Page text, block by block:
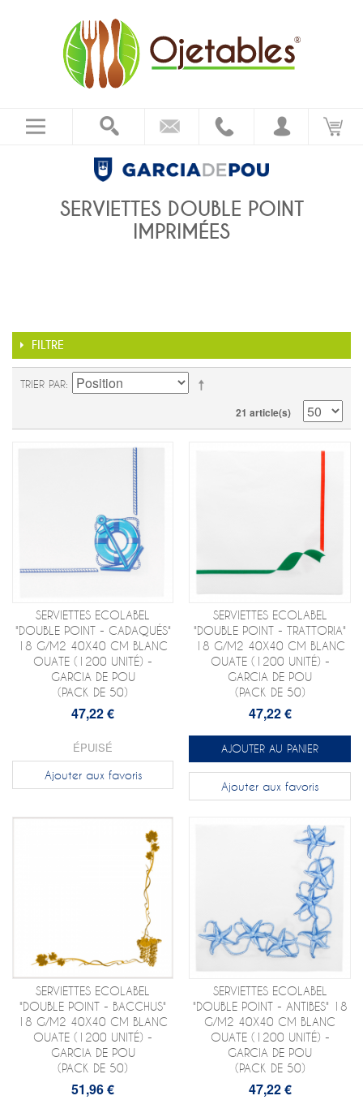
SERVIETTES DOUBLE POINT
IMPRIMÉES
FILTRE
TRIER PAR
21 article(s)
SERVIETTES ECOLABEL
"DOUBLE POINT - CADAQUÉS"
18 G/M2 40X40 CM BLANC
OUATE (1200 UNITÉ) -
GARCIA DE POU
(PACK DE 50)
47,22 €
ÉPUISÉ
Ajouter aux favoris
SERVIETTES ECOLABEL
"DOUBLE POINT - TRATTORIA"
18 G/M2 40X40 CM BLANC
OUATE (1200 UNITÉ) -
GARCIA DE POU
(PACK DE 50)
47,22 €
AJOUTER AU PANIER
Ajouter aux favoris
SERVIETTES ECOLABEL
"DOUBLE POINT - BACCHUS"
18 G/M2 40X40 CM BLANC
OUATE (1200 UNITÉ) -
GARCIA DE POU
(PACK DE 50)
51,96 €
SERVIETTES ECOLABEL
"DOUBLE POINT - ANTIBES" 18
G/M2 40X40 CM BLANC
OUATE (1200 UNITÉ) -
GARCIA DE POU
(PACK DE 50)
47,22 €